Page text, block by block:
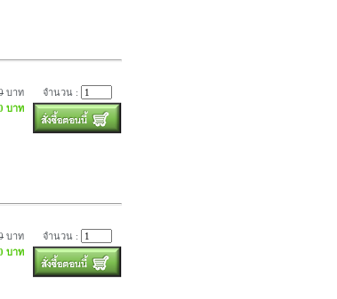
บาท
บาท
จำนวน :
บาท
บาท
จำนวน :